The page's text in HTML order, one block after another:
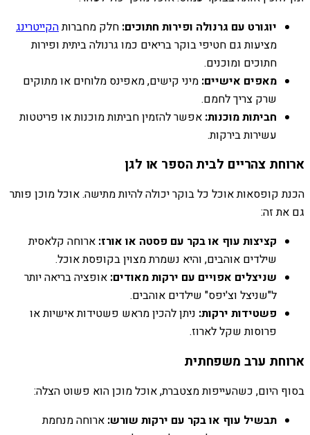
יוגורט עם גרנולה ופירות חתוכים: חלק מחברותהקייטרינג
מציעות גם חטיפי בוקר בריאים כמו גרנולה ביתית ופירות
חתוכים ומוכנים.
מאפים אישיים: מיני קישים, מאפינס מלוחים או מתוקים
שרק צריך לחמם.
חביתות מוכנות: אפשר להזמין חביתות מוכנות או פריטטות
עשירות בירקות.
ארוחת צהריים לבית הספר או לגן
הכנת קופסאות אוכל כל בוקר יכולה להיות מתישה. אוכל מוכן פותר
גם את זה:
קציצות עוף או בקר עם פסטה או אורז: ארוחה קלאסית
שילדים אוהבים, והיא נשמרת מצוין בקופסת אוכל.
שניצלים אפויים עם ירקות מאודים: אופציה בריאה יותר
ל"שניצל וצ'יפס" שילדים אוהבים.
פשטידות ירקות: ניתן להכין מראש פשטידות אישיות או
פרוסות שקל לארוז.
ארוחת ערב משפחתית
בסוף היום, כשהעייפות מצטברת, אוכל מוכן הוא פשוט הצלה:
תבשיל עוף או בקר עם ירקות שורש: ארוחה מנחמת